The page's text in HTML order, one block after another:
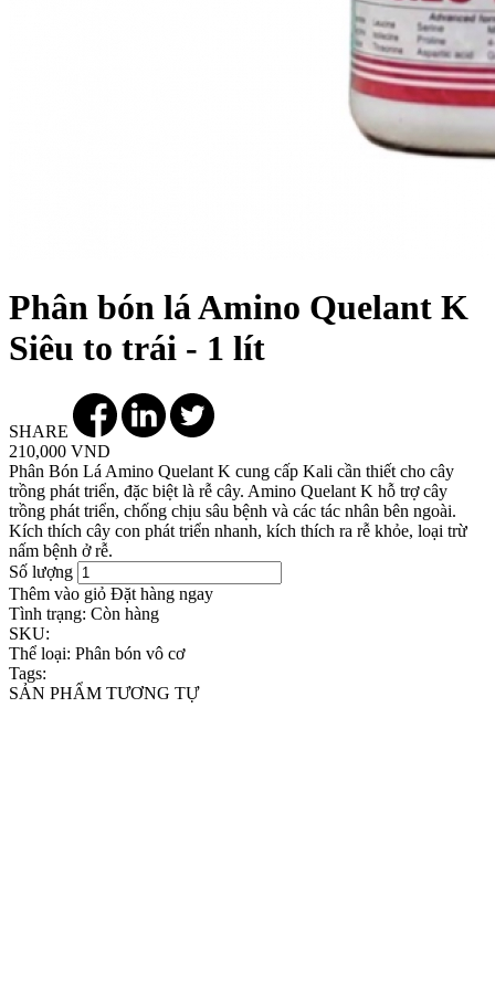
Phân bón lá Amino Quelant K
Siêu to trái - 1 lít
SHARE
210,000 VND
Phân Bón Lá Amino Quelant K cung cấp Kali cần thiết cho cây
trồng phát triển, đặc biệt là rễ cây. Amino Quelant K hỗ trợ cây
trồng phát triển, chống chịu sâu bệnh và các tác nhân bên ngoài.
Kích thích cây con phát triển nhanh, kích thích ra rễ khỏe, loại trừ
nấm bệnh ở rễ.
Số lượng
Thêm vào giỏ Đặt hàng ngay
Tình trạng: Còn hàng
SKU:
Thể loại: Phân bón vô cơ
Tags:
SẢN PHẨM TƯƠNG TỰ